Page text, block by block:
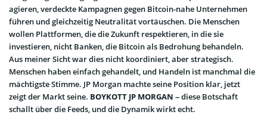
agieren, verdeckte Kampagnen gegen Bitcoin-nahe Unternehmen
führen und gleichzeitig Neutralität vortäuschen. Die Menschen
wollen Plattformen, die die Zukunft respektieren, in die sie
investieren, nicht Banken, die Bitcoin als Bedrohung behandeln.
Aus meiner Sicht war dies nicht koordiniert, aber strategisch.
Menschen haben einfach gehandelt, und Handeln ist manchmal die
mächtigste Stimme. JP Morgan machte seine Position klar, jetzt
zeigt der Markt seine. BOYKOTT JP MORGAN – diese Botschaft
schallt über die Feeds, und die Dynamik wirkt echt.